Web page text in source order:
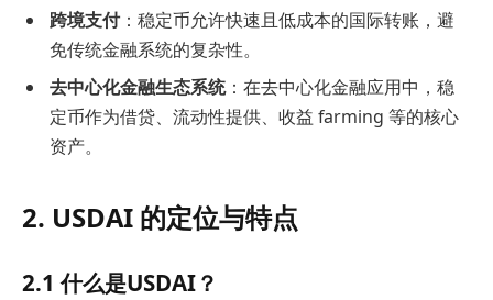
跨境支付：稳定币允许快速且低成本的国际转账，避
免传统金融系统的复杂性。
去中心化金融生态系统：在去中心化金融应用中，稳
定币作为借贷、流动性提供、收益 farming 等的核心
资产。
2. USDAI 的定位与特点
2.1 什么是USDAI？